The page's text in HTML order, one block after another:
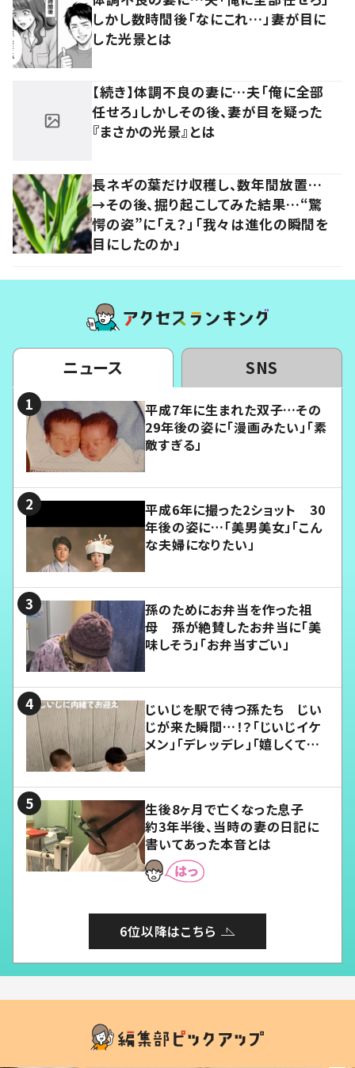
しかし数時間後「なにこれ…」妻が目に
した光景とは
【続き】体調不良の妻に…夫「俺に全部
任せろ」しかしその後、妻が目を疑った
『まさかの光景』とは
長ネギの葉だけ収穫し、数年間放置…
→その後、掘り起こしてみた結果…“驚
愕の姿”に「え？」「我々は進化の瞬間を
目にしたのか」
ニュース SNS
平成7年に生まれた双子…その
29年後の姿に「漫画みたい」「素
敵すぎる」
平成6年に撮った2ショット 30
年後の姿に…「美男美女」「こん
な夫婦になりたい」
孫のためにお弁当を作った祖
母 孫が絶賛したお弁当に「美
味しそう」「お弁当すごい」
じいじを駅で待つ孫たち じい
じが来た瞬間…！？「じいじイケ
メン」「デレッデレ」「嬉しくて可
生後8ヶ月で亡くなった息子
約3年半後、当時の妻の日記に
書いてあった本音とは
6位以降はこちら